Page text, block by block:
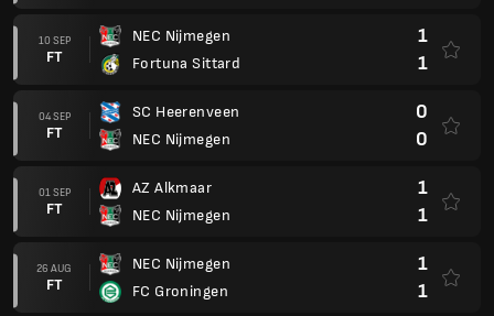
10 SEP
FT
NEC Nijmegen
Fortuna Sittard
1
1
04 SEP
FT
SC Heerenveen
NEC Nijmegen
0
0
01 SEP
FT
AZ Alkmaar
NEC Nijmegen
1
1
26 AUG
FT
NEC Nijmegen
FC Groningen
1
1